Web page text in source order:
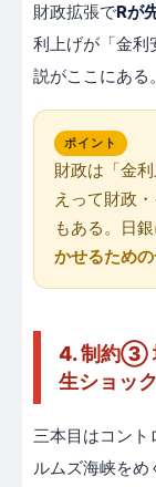
財政拡張でRが
利上げが「金利
説がここにある。
ポイント
財政は「金
えって財政
もある。日
かせるため
4. 制約③
生ショック
三本目はコント
ルムズ海峡をめ